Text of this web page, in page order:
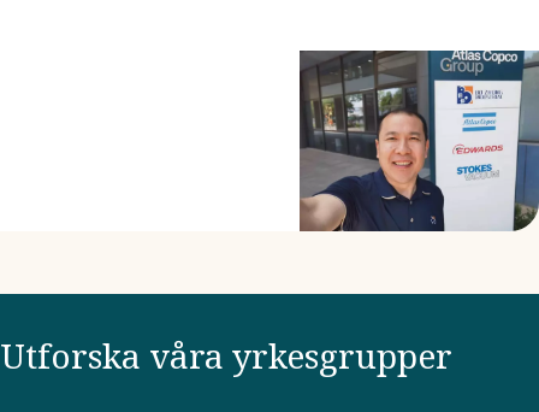
Utforska våra yrkesgrupper